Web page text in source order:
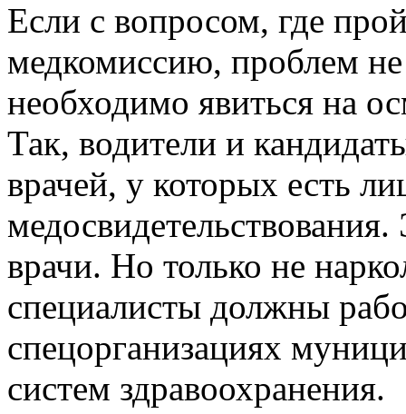
Если с вопросом, где
медкомиссию, проблем
необходимо явиться на
Так, водители и
врачей, у которых есть
врачи. Но только не
специалисты должны
спецорганизациях
систем здравоохранения.